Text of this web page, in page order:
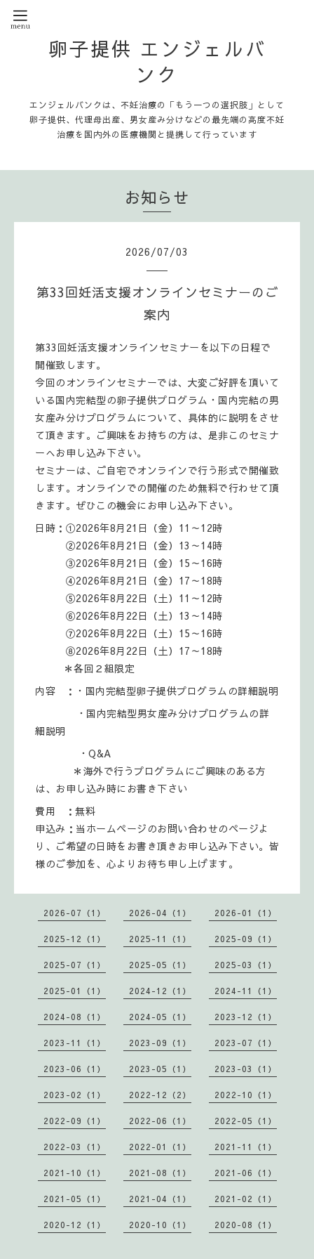
卵子提供 エンジェルバ
ンク
エンジェルバンクは、不妊治療の「もう一つの選択肢」として
卵子提供、代理母出産、男女産み分けなどの最先端の高度不妊
治療を国内外の医療機関と提携して行っています
お知らせ
2026/07/03
第33回妊活支援オンラインセミナーのご
案内
第33回妊活支援オンラインセミナーを以下の日程で
開催致します。
今回のオンラインセミナーでは、大変ご好評を頂いて
いる国内完結型の卵子提供プログラム・国内完結の男
女産み分けプログラムについて、具体的に説明をさせ
て頂きます。ご興味をお持ちの方は、是非このセミナ
ーへお申し込み下さい。
セミナーは、ご自宅でオンラインで行う形式で開催致
します。オンラインでの開催のため無料で行わせて頂
きます。ぜひこの機会にお申し込み下さい。
日時：①2026年8月21日（金）11～12時
②2026年8月21日（金）13～14時
③2026年8月21日（金）15～16時
④2026年8月21日（金）17～18時
⑤2026年8月22日（土）11～12時
⑥2026年8月22日（土）13～14時
⑦2026年8月22日（土）15～16時
⑧2026年8月22日（土）17～18時
＊各回２組限定
内容 ：・国内完結型卵子提供プログラムの詳細説明
・国内完結型男女産み分けプログラムの詳
細説明
・Q&A
＊海外で行うプログラムにご興味のある方
は、お申し込み時にお書き下さい
費用 ：無料
申込み：当ホームページのお問い合わせのページよ
り、ご希望の日時をお書き頂きお申し込み下さい。皆
様のご参加を、心よりお待ち申し上げます。
2026-07（1） 2026-04（1） 2026-01（1）
2025-12（1） 2025-11（1） 2025-09（1）
2025-07（1） 2025-05（1） 2025-03（1）
2025-01（1） 2024-12（1） 2024-11（1）
2024-08（1） 2024-05（1） 2023-12（1）
2023-11（1） 2023-09（1） 2023-07（1）
2023-06（1） 2023-05（1） 2023-03（1）
2023-02（1） 2022-12（2） 2022-10（1）
2022-09（1） 2022-06（1） 2022-05（1）
2022-03（1） 2022-01（1） 2021-11（1）
2021-10（1） 2021-08（1） 2021-06（1）
2021-05（1） 2021-04（1） 2021-02（1）
2020-12（1） 2020-10（1） 2020-08（1）